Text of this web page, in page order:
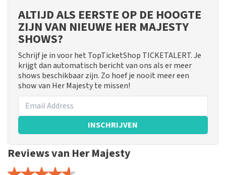
ALTIJD ALS EERSTE OP DE HOOGTE
ZIJN VAN NIEUWE HER MAJESTY
SHOWS?
Schrijf je in voor het TopTicketShop TICKETALERT. Je
krijgt dan automatisch bericht van ons als er meer
shows beschikbaar zijn. Zo hoef je nooit meer een
show van Her Majesty te missen!
INSCHRIJVEN
Reviews van Her Majesty